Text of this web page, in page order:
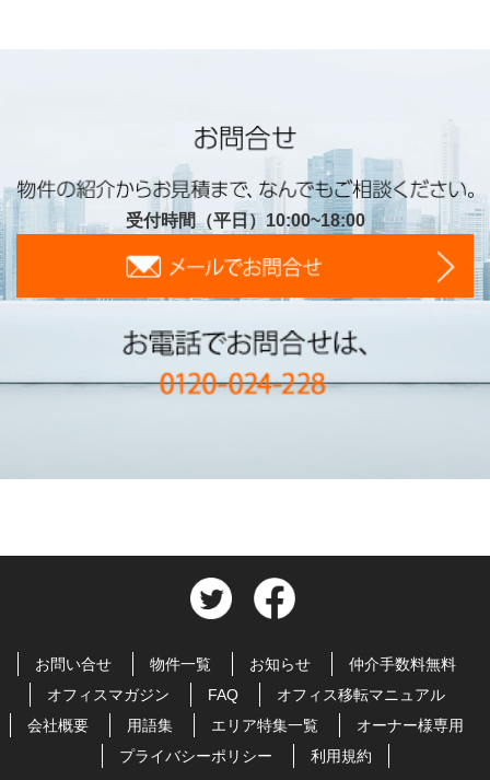
受付時間（平日）10:00~18:00
お問い合せ 物件一覧 お知らせ
仲介手数料無料
オフィスマガジン
FAQ
オフィス移転マニュアル
会社概要
用語集 エリア特集一覧
オーナー様専用
プライバシーポリシー
利用規約